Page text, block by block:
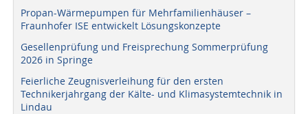
Propan-Wärmepumpen für Mehrfamilienhäuser –
Fraunhofer ISE entwickelt Lösungskonzepte
Gesellenprüfung und Freisprechung Sommerprüfung
2026 in Springe
Feierliche Zeugnisverleihung für den ersten
Technikerjahrgang der Kälte- und Klimasystemtechnik in
Lindau